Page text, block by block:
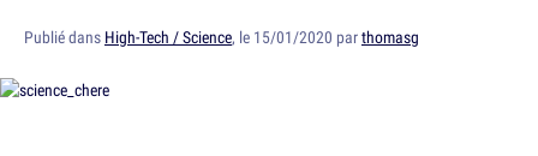
Publié dans High-Tech / Science, le 15/01/2020 parthomasg